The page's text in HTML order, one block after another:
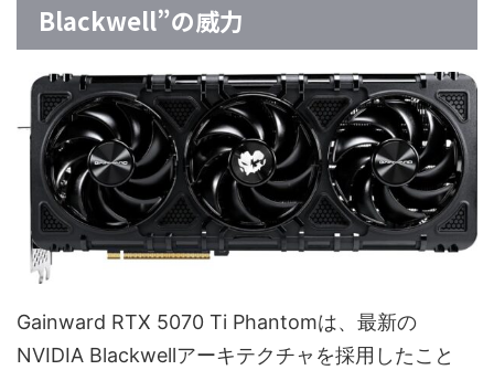
Blackwell”の威力
Gainward RTX 5070 Ti Phantomは、最新の
NVIDIA Blackwellアーキテクチャを採用したこと